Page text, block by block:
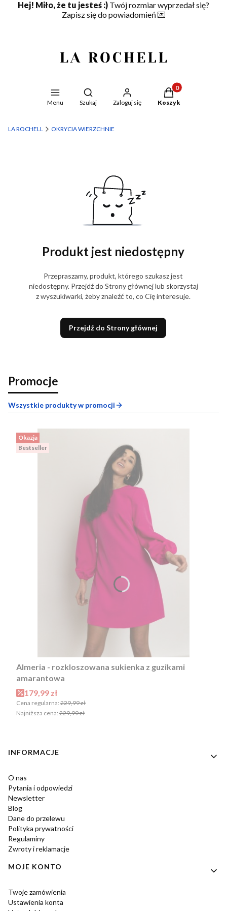
Hej! Miło, że tu jesteś :) Twój rozmiar wyprzedał się?
Zapisz się do powiadomień 💌
Menu
Otwórz wyszukiwarkę
Szukaj Zaloguj się
Produkty w
Koszyk
LA ROCHELL OKRYCIA WIERZCHNIE
Produkt jest niedostępny
Przepraszamy, produkt, którego szukasz jest
niedostępny. Przejdź do Strony głównej lub skorzystaj
z wyszukiwarki, żeby znaleźć to, co Cię interesuje.
Przejdź do Strony głównej
Promocje
Wszystkie produkty w promocji
Okazja
Bestseller
Almeria - rozkloszowana sukienka z guzikami
amarantowa
Cena promocyjna
179,99 zł
Cena regularna: 229,99 zł
Najniższa cena: 229,99 zł
Linki w stopce
INFORMACJE
O nas
Pytania i odpowiedzi
Newsletter
Blog
Dane do przelewu
Polityka prywatności
Regulaminy
Zwroty i reklamacje
MOJE KONTO
Twoje zamówienia
Ustawienia konta